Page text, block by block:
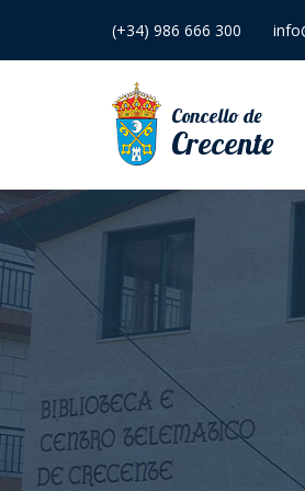
(+34) 986 666 300
Concello de
Crecente